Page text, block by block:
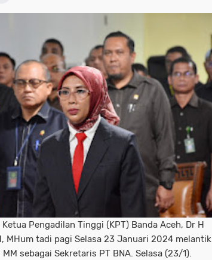
Ketua Pengadilan Tinggi (KPT) Banda Aceh, Dr H
MHum tadi pagi Selasa 23 Januari 2024 melantik
MM sebagai Sekretaris PT BNA. Selasa (23/1).